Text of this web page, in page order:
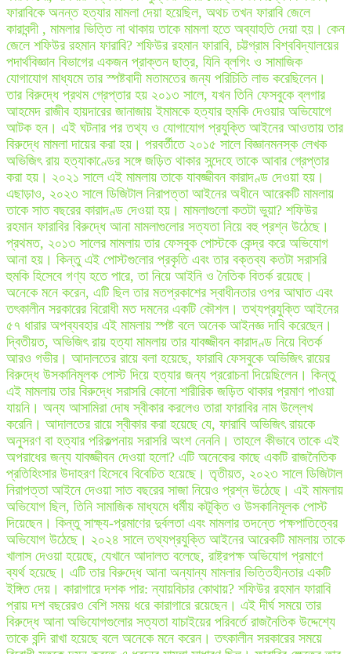
ফারাবিকে অনন্ত হত্যার মামলা দেয়া হয়েছিল, অথচ তখন ফারাবি জেলে
কারাবন্দী , মামলার ভিত্তি না থাকায় তাকে মামলা হতে অব্যাহতি দেয়া হয়। কেন
জেলে শফিউর রহমান ফারাবি? শফিউর রহমান ফারাবি, চট্টগ্রাম বিশ্ববিদ্যালয়ের
পদার্থবিজ্ঞান বিভাগের একজন প্রাক্তন ছাত্র, যিনি ব্লগিং ও সামাজিক
যোগাযোগ মাধ্যমে তার স্পষ্টবাদী মতামতের জন্য পরিচিতি লাভ করেছিলেন।
তার বিরুদ্ধে প্রথম গ্রেপ্তার হয় ২০১৩ সালে, যখন তিনি ফেসবুকে ব্লগার
আহমেদ রাজীব হায়দারের জানাজায় ইমামকে হত্যার হুমকি দেওয়ার অভিযোগে
আটক হন। এই ঘটনার পর তথ্য ও যোগাযোগ প্রযুক্তি আইনের আওতায় তার
বিরুদ্ধে মামলা দায়ের করা হয়। পরবর্তীতে ২০১৫ সালে বিজ্ঞানমনস্ক লেখক
অভিজিৎ রায় হত্যাকাণ্ডের সঙ্গে জড়িত থাকার সন্দেহে তাকে আবার গ্রেপ্তার
করা হয়। ২০২১ সালে এই মামলায় তাকে যাবজ্জীবন কারাদণ্ড দেওয়া হয়।
এছাড়াও, ২০২৩ সালে ডিজিটাল নিরাপত্তা আইনের অধীনে আরেকটি মামলায়
তাকে সাত বছরের কারাদণ্ড দেওয়া হয়। মামলাগুলো কতটা ভুয়া? শফিউর
রহমান ফারাবির বিরুদ্ধে আনা মামলাগুলোর সত্যতা নিয়ে বহু প্রশ্ন উঠেছে।
প্রথমত, ২০১৩ সালের মামলায় তার ফেসবুক পোস্টকে কেন্দ্র করে অভিযোগ
আনা হয়। কিন্তু এই পোস্টগুলোর প্রকৃতি এবং তার বক্তব্য কতটা সরাসরি
হুমকি হিসেবে গণ্য হতে পারে, তা নিয়ে আইনি ও নৈতিক বিতর্ক রয়েছে।
অনেকে মনে করেন, এটি ছিল তার মতপ্রকাশের স্বাধীনতার ওপর আঘাত এবং
তৎকালীন সরকারের বিরোধী মত দমনের একটি কৌশল। তথ্যপ্রযুক্তি আইনের
৫৭ ধারার অপব্যবহার এই মামলায় স্পষ্ট বলে অনেক আইনজ্ঞ দাবি করেছেন।
দ্বিতীয়ত, অভিজিৎ রায় হত্যা মামলায় তার যাবজ্জীবন কারাদণ্ড নিয়ে বিতর্ক
আরও গভীর। আদালতের রায়ে বলা হয়েছে, ফারাবি ফেসবুকে অভিজিৎ রায়ের
বিরুদ্ধে উসকানিমূলক পোস্ট দিয়ে হত্যার জন্য প্ররোচনা দিয়েছিলেন। কিন্তু
এই মামলায় তার বিরুদ্ধে সরাসরি কোনো শারীরিক জড়িত থাকার প্রমাণ পাওয়া
যায়নি। অন্য আসামিরা দোষ স্বীকার করলেও তারা ফারাবির নাম উল্লেখ
করেনি। আদালতের রায়ে স্বীকার করা হয়েছে যে, ফারাবি অভিজিৎ রায়কে
অনুসরণ বা হত্যার পরিকল্পনায় সরাসরি অংশ নেননি। তাহলে কীভাবে তাকে এই
অপরাধের জন্য যাবজ্জীবন দেওয়া হলো? এটি অনেকের কাছে একটি রাজনৈতিক
প্রতিহিংসার উদাহরণ হিসেবে বিবেচিত হয়েছে। তৃতীয়ত, ২০২৩ সালে ডিজিটাল
নিরাপত্তা আইনে দেওয়া সাত বছরের সাজা নিয়েও প্রশ্ন উঠেছে। এই মামলায়
অভিযোগ ছিল, তিনি সামাজিক মাধ্যমে ধর্মীয় কটূক্তি ও উসকানিমূলক পোস্ট
দিয়েছেন। কিন্তু সাক্ষ্য-প্রমাণের দুর্বলতা এবং মামলার তদন্তে পক্ষপাতিত্বের
অভিযোগ উঠেছে। ২০২৪ সালে তথ্যপ্রযুক্তি আইনের আরেকটি মামলায় তাকে
খালাস দেওয়া হয়েছে, যেখানে আদালত বলেছে, রাষ্ট্রপক্ষ অভিযোগ প্রমাণে
ব্যর্থ হয়েছে। এটি তার বিরুদ্ধে আনা অন্যান্য মামলার ভিত্তিহীনতার একটি
ইঙ্গিত দেয়। কারাগারে দশক পার: ন্যায়বিচার কোথায়? শফিউর রহমান ফারাবি
প্রায় দশ বছরেরও বেশি সময় ধরে কারাগারে রয়েছেন। এই দীর্ঘ সময়ে তার
বিরুদ্ধে আনা অভিযোগগুলোর সত্যতা যাচাইয়ের পরিবর্তে রাজনৈতিক উদ্দেশ্যে
তাকে বন্দি রাখা হয়েছে বলে অনেকে মনে করেন। তৎকালীন সরকারের সময়ে